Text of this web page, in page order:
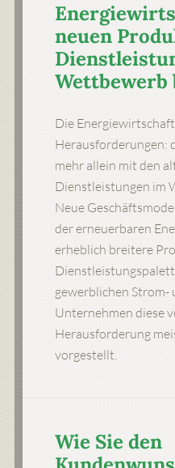
neuen
Wettbewerb
Die
Herausforderungen:
mehr allein mit den
Dienstleistungen im
Neue
der erneuerbaren
erheblich breitere
gewerblichen Strom-
Unternehmen diese
Herausforderung
vorgestellt.
Wie Sie den